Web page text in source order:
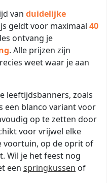
van duidelijke
geldt voor maximaal 40
ontvang je
. Alle prijzen zijn
weet waar je aan
leeftijdsbanners, zoals
een blanco variant voor
op te zetten door
voor vrijwel elke
voortuin, op de oprit of
Wil je het feest nog
een springkussen of